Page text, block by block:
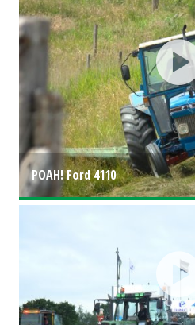
POAH! Ford 4110